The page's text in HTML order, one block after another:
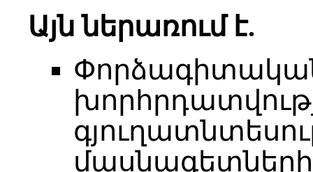
Այն ներառում է.
մասնագետների